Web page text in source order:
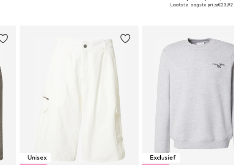
Beschikbaar in vele maten Beschikbare maten: S, M, L
Laatste laagste prijs:€23,92
Unisex
Exclusief